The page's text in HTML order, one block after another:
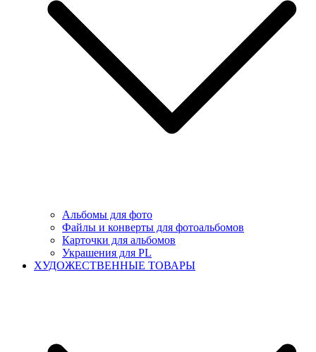
Альбомы для фото
Файлы и конверты для фотоальбомов
Карточки для альбомов
Украшения для PL
ХУДОЖЕСТВЕННЫЕ ТОВАРЫ